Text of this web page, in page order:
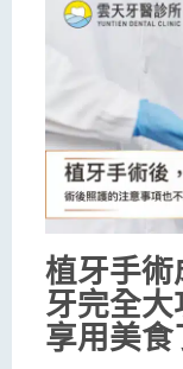
植牙手術
牙完全大
享用美食